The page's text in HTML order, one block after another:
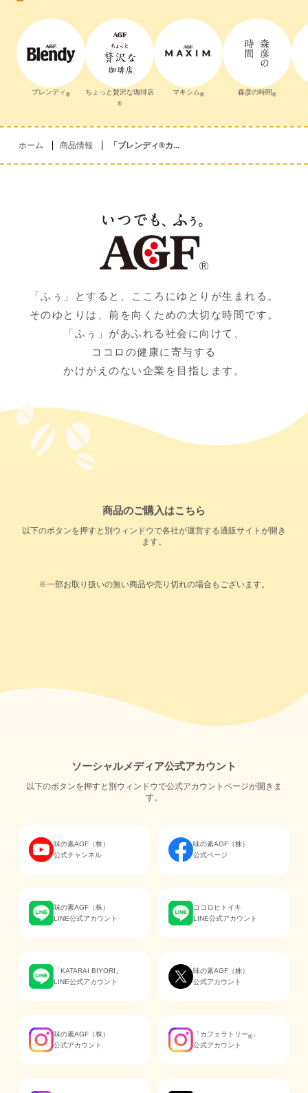
ブレンディ ® ちょっと贅沢な珈琲店
®
マキシム® 森彦の時間®
ホーム 商品情報 「ブレンディ®カ...
「ふぅ」とすると、こころにゆとりが生まれる。
そのゆとりは、前を向くための大切な時間です。
「ふぅ」があふれる社会に向けて、
ココロの健康に寄与する
かけがえのない企業を目指します。
商品のご購入はこちら
以下のボタンを押すと別ウィンドウで各社が運営する通販サイトが開き
ます。
※一部お取り扱いの無い商品や売り切れの場合もございます。
ソーシャルメディア公式アカウント
以下のボタンを押すと別ウィンドウで公式アカウントページが開きま
す。
味の素AGF（株）
公式チャンネル
味の素AGF（株）
公式ページ
味の素AGF（株）
LINE公式アカウント
ココロヒトイキ
LINE公式アカウント
「KATARAI BIYORI」
LINE公式アカウント
味の素AGF（株）
公式アカウント
味の素AGF（株）
公式アカウント
「カフェラトリー® 」
公式アカウント